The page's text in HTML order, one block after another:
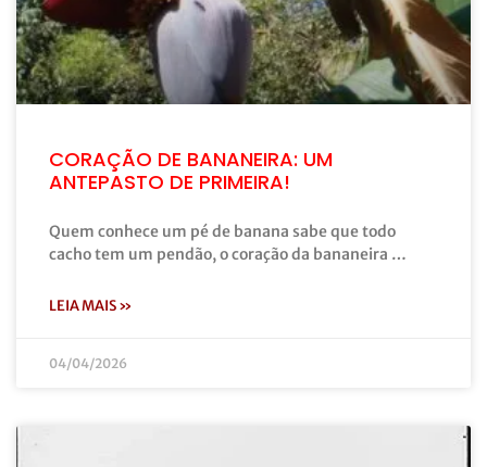
CORAÇÃO DE BANANEIRA: UM
ANTEPASTO DE PRIMEIRA!
Quem conhece um pé de banana sabe que todo
cacho tem um pendão, o coração da bananeira …
LEIA MAIS »
04/04/2026